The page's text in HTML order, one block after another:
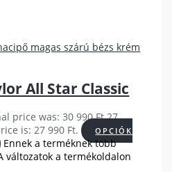
All Star Classic
price was: 30 990 Ft.27
is: 27 990 Ft.
OPCIÓK
Ennek a terméknek több
változatok a termékoldalon